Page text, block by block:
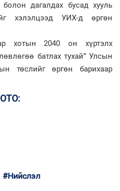
дагалдах бусад хууль
хэлэлцээд УИХ-д өргөн
хотын 2040 он хүртэлх
батлах тухай” Улсын
төслийг өргөн барихаар
#Нийслэл